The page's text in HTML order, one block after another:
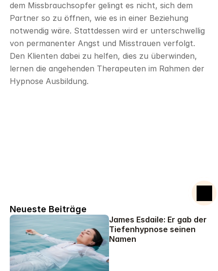
dem Missbrauchsopfer gelingt es nicht, sich dem
Partner so zu öffnen, wie es in einer Beziehung
notwendig wäre. Stattdessen wird er unterschwellig
von permanenter Angst und Misstrauen verfolgt.
Den Klienten dabei zu helfen, dies zu überwinden,
lernen die angehenden Therapeuten im Rahmen der
Hypnose Ausbildung.
Neueste Beiträge
James Esdaile: Er gab der
Tiefenhypnose seinen
Namen